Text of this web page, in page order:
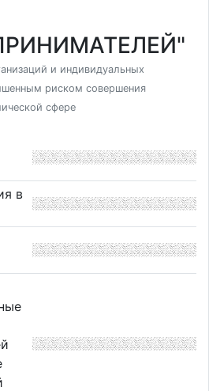
и индивидуальных
риском совершения
сфере
в